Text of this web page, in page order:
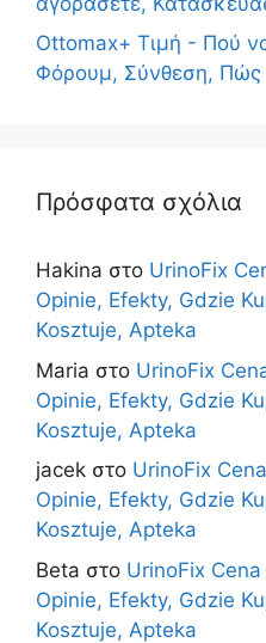
Ottomax+ Τιμή - Πού
Φόρουμ, Σύνθεση, Πώς
Πρόσφατα σχόλια
Hakina στο UrinoFix
Opinie, Efekty, Gdzie
Kosztuje, Apteka
Maria στο UrinoFix
Opinie, Efekty, Gdzie
Kosztuje, Apteka
jacek στο UrinoFix
Opinie, Efekty, Gdzie
Kosztuje, Apteka
Beta στο UrinoFix Cena
Opinie, Efekty, Gdzie
Kosztuje, Apteka